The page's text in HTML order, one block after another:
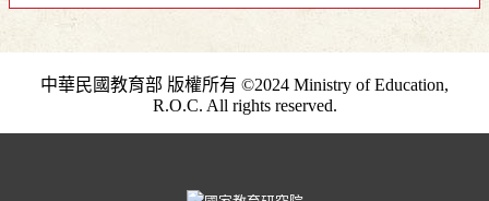
中華民國教育部 版權所有 ©2024 Ministry of Education,
R.O.C. All rights reserved.